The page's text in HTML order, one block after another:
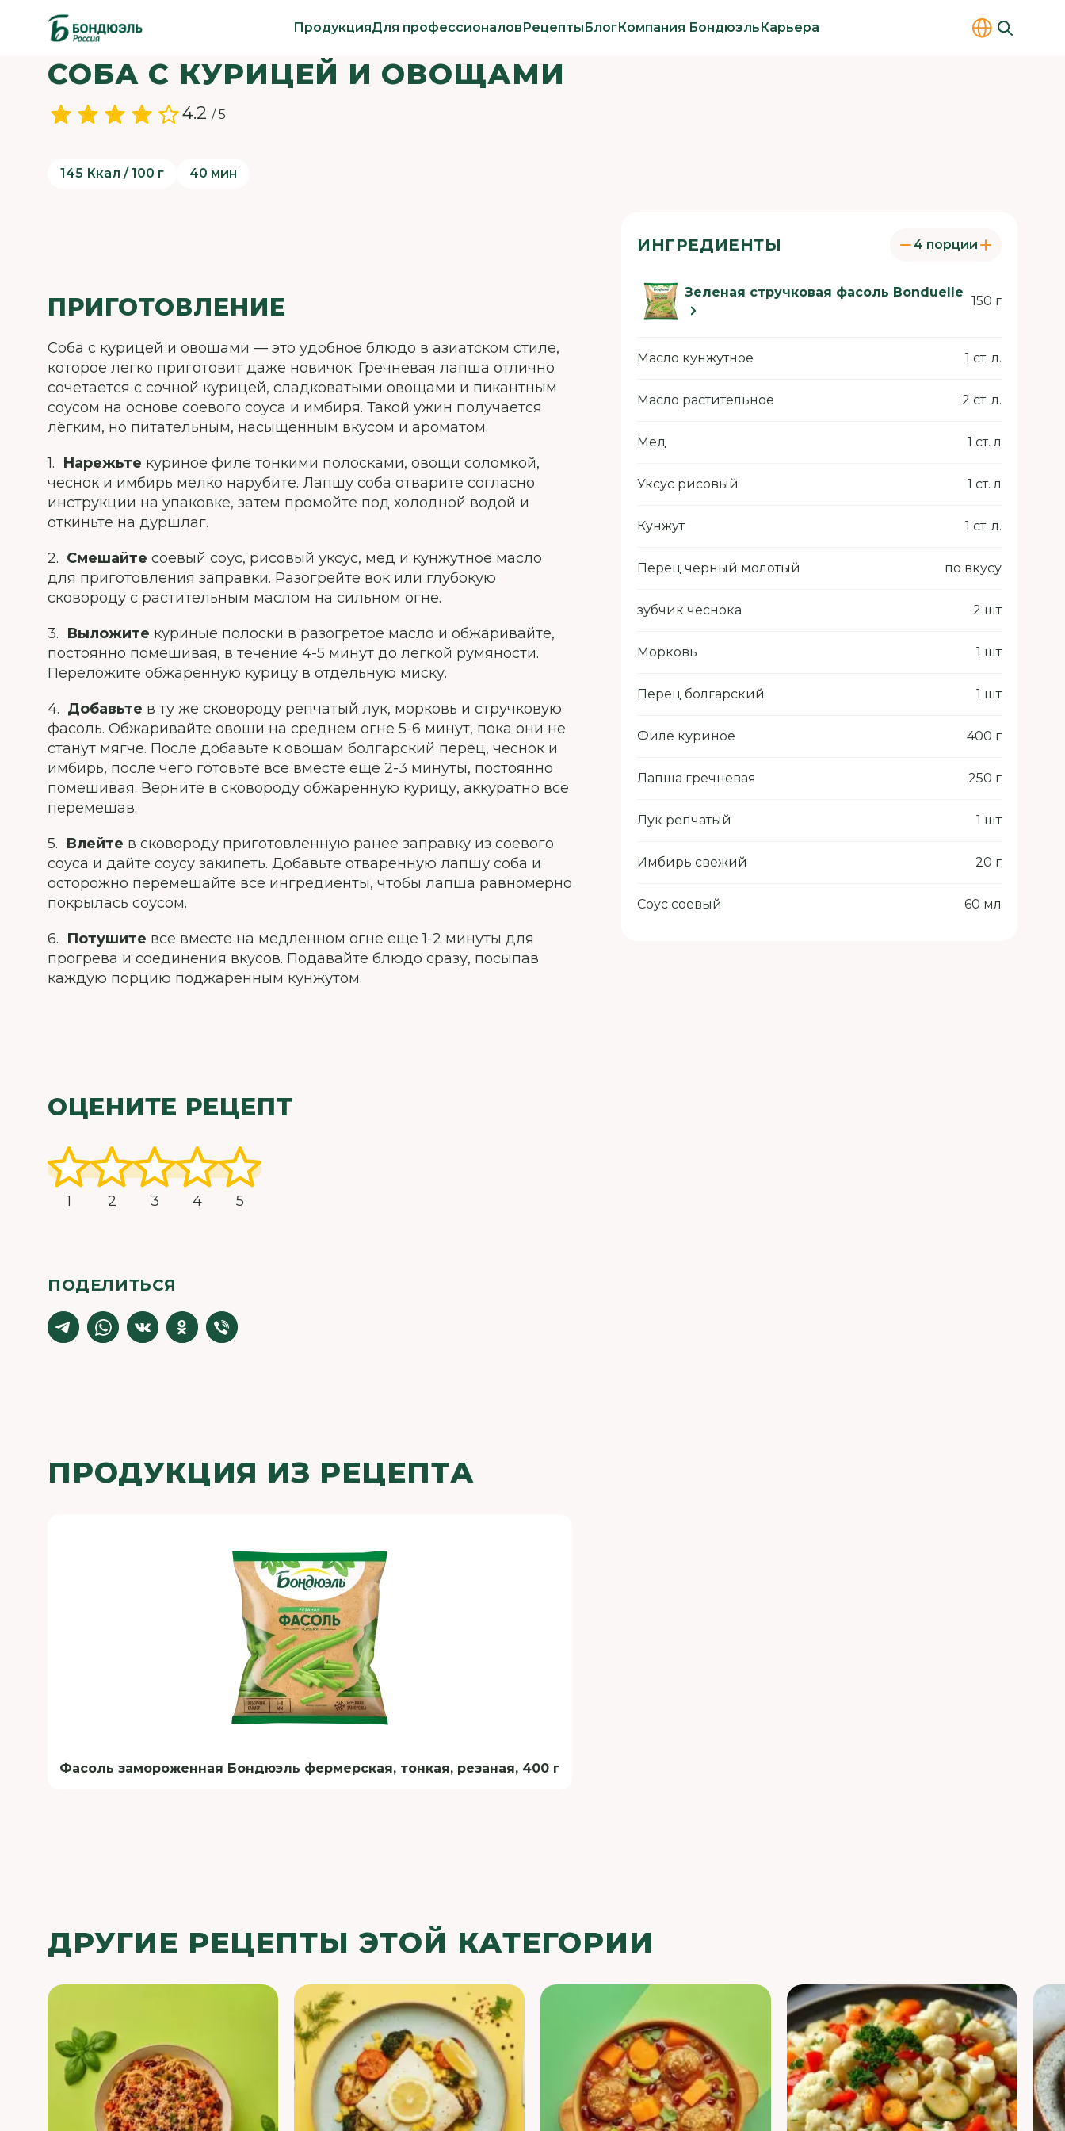
ПродукцияДля профессионаловРецептыБлогКомпания БондюэльКарьера
СОБА С КУРИЦЕЙ И ОВОЩАМИ
4.2 / 5
145 Ккал / 100 г 40 мин
ИНГРЕДИЕНТЫ 4 порции
Зеленая стручковая фасоль Bonduelle
150 г
Масло кунжутное 1 ст. л.
Масло растительное 2 ст. л.
Мед 1 ст. л
Уксус рисовый 1 ст. л
Кунжут 1 ст. л.
Перец черный молотый по вкусу
зубчик чеснока 2 шт
Морковь 1 шт
Перец болгарский 1 шт
Филе куриное 400 г
Лапша гречневая 250 г
Лук репчатый 1 шт
Имбирь свежий 20 г
Соус соевый 60 мл
ПРИГОТОВЛЕНИЕ
Соба с курицей и овощами — это удобное блюдо в азиатском стиле,
которое легко приготовит даже новичок. Гречневая лапша отлично
сочетается с сочной курицей, сладковатыми овощами и пикантным
соусом на основе соевого соуса и имбиря. Такой ужин получается
лёгким, но питательным, насыщенным вкусом и ароматом.
1. Нарежьте куриное филе тонкими полосками, овощи соломкой,
чеснок и имбирь мелко нарубите. Лапшу соба отварите согласно
инструкции на упаковке, затем промойте под холодной водой и
откиньте на дуршлаг.
2. Смешайте соевый соус, рисовый уксус, мед и кунжутное масло
для приготовления заправки. Разогрейте вок или глубокую
сковороду с растительным маслом на сильном огне.
3. Выложите куриные полоски в разогретое масло и обжаривайте,
постоянно помешивая, в течение 4-5 минут до легкой румяности.
Переложите обжаренную курицу в отдельную миску.
4. Добавьте в ту же сковороду репчатый лук, морковь и стручковую
фасоль. Обжаривайте овощи на среднем огне 5-6 минут, пока они не
станут мягче. После добавьте к овощам болгарский перец, чеснок и
имбирь, после чего готовьте все вместе еще 2-3 минуты, постоянно
помешивая. Верните в сковороду обжаренную курицу, аккуратно все
перемешав.
5. Влейте в сковороду приготовленную ранее заправку из соевого
соуса и дайте соусу закипеть. Добавьте отваренную лапшу соба и
осторожно перемешайте все ингредиенты, чтобы лапша равномерно
покрылась соусом.
6. Потушите все вместе на медленном огне еще 1-2 минуты для
прогрева и соединения вкусов. Подавайте блюдо сразу, посыпав
каждую порцию поджаренным кунжутом.
ОЦЕНИТЕ РЕЦЕПТ
1 2 3 4 5
ПОДЕЛИТЬСЯ
ПРОДУКЦИЯ ИЗ РЕЦЕПТА
Фасоль замороженная Бондюэль фермерская, тонкая, резаная, 400 г
ДРУГИЕ РЕЦЕПТЫ ЭТОЙ КАТЕГОРИИ